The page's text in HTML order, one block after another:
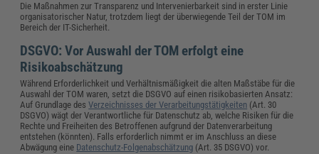
Die Maßnahmen zur Transparenz und Intervenierbarkeit sind in erster Linie
organisatorischer Natur, trotzdem liegt der überwiegende Teil der TOM im
Bereich der IT-Sicherheit.
DSGVO: Vor Auswahl der TOM erfolgt eine
Risikoabschätzung
Während Erforderlichkeit und Verhältnismäßigkeit die alten Maßstäbe für die
Auswahl der TOM waren, setzt die DSGVO auf einen risikobasierten Ansatz:
Auf Grundlage desVerzeichnisses der Verarbeitungstätigkeiten (Art. 30
DSGVO) wägt der Verantwortliche für Datenschutz ab, welche Risiken für die
Rechte und Freiheiten des Betroffenen aufgrund der Datenverarbeitung
entstehen (könnten). Falls erforderlich nimmt er im Anschluss an diese
Abwägung eine Datenschutz-Folgenabschätzung (Art. 35 DSGVO) vor.